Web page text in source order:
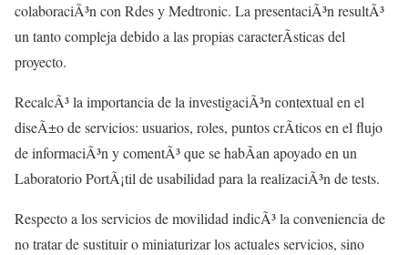
colaboraciÃ³n con Rdes y Medtronic. La presentaciÃ³n resultÃ³
un tanto compleja debido a las propias caracterÃ­sticas del
proyecto.
RecalcÃ³ la importancia de la investigaciÃ³n contextual en el
diseÃ±o de servicios: usuarios, roles, puntos crÃ­ticos en el flujo
de informaciÃ³n y comentÃ³ que se habÃ­an apoyado en un
Laboratorio PortÃ¡til de usabilidad para la realizaciÃ³n de tests.
Respecto a los servicios de movilidad indicÃ³ la conveniencia de
no tratar de sustituir o miniaturizar los actuales servicios, sino